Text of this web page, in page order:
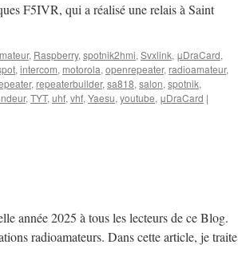
F5IVR, qui a réalisé une relais à Saint
, Raspberry, spotnik2hmi, Svxlink, μDraCard,
, intercom, motorola, openrepeater, radioamateur,
, repeaterbuilder, sa818, salon, spotnik,
, TYT, uhf, vhf, Yaesu, youtube, μDraCard |
année 2025 à tous les lecteurs de ce Blog.
radioamateurs. Dans cette article, je traite